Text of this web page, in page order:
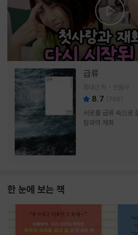
급류
정대건 저 민음사
8.7 (700)
서로를 급류 속으로
랑과의 재회
한 눈에 보는 책